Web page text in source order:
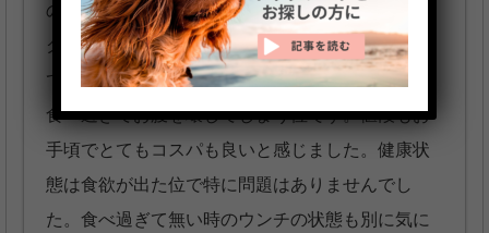
の時に見つけたのがこのゲインズパックンのドッ
グフードです。与えた所、とても食いつきが良く
て一安心でした。しかしとてもよく食べるので、
食べ過ぎてお腹を壊してしまう位です。値段もお
手頃でとてもコスパも良いと感じました。健康状
態は食欲が出た位で特に問題はありませんでし
た。食べ過ぎて無い時のウンチの状態も別に気に